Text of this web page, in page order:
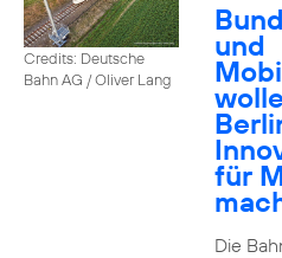
Credits: Deutsche
Bahn AG / Oliver Lang
und
für
Die